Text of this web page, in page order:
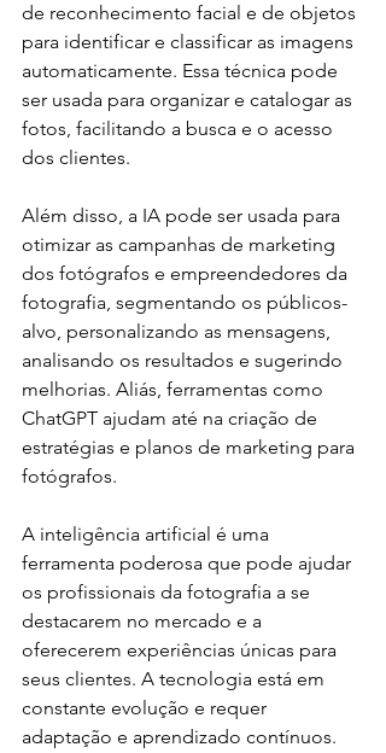
de reconhecimento facial e de objetos
para identificar e classificar as imagens
automaticamente. Essa técnica pode
ser usada para organizar e catalogar as
fotos, facilitando a busca e o acesso
dos clientes.
Além disso, a IA pode ser usada para
otimizar as campanhas de marketing
dos fotógrafos e empreendedores da
fotografia, segmentando os públicos-
alvo, personalizando as mensagens,
analisando os resultados e sugerindo
melhorias. Aliás, ferramentas como
ChatGPT ajudam até na criação de
estratégias e planos de marketing para
fotógrafos.
A inteligência artificial é uma
ferramenta poderosa que pode ajudar
os profissionais da fotografia a se
destacarem no mercado e a
oferecerem experiências únicas para
seus clientes. A tecnologia está em
constante evolução e requer
adaptação e aprendizado contínuos.